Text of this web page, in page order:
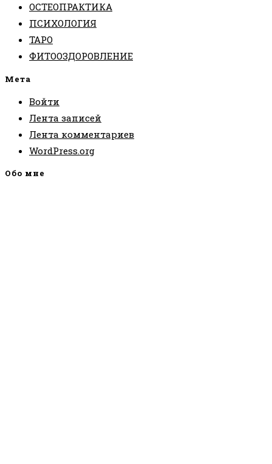
ОСТЕОПРАКТИКА
ПСИХОЛОГИЯ
ТАРО
ФИТООЗДОРОВЛЕНИЕ
Мета
Войти
Лента записей
Лента комментариев
WordPress.org
Обо мне